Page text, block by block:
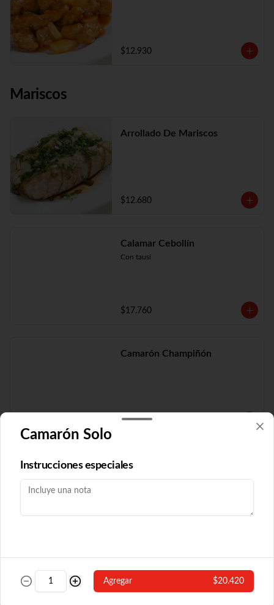
$12.930
Mariscos
Arrollado De Mariscos
$12.680
Calamar Cebollín
Con tausí
$17.760
Camarón Champiñón
$19.210
Camarón Fuyón
Con algas y champiñón
Camarón Solo
Instrucciones especiales
Agregar $20.420